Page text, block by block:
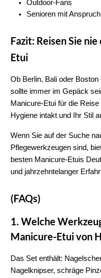
Outdoor-Fans
Senioren mit
Fazit: Reisen Sie
Etui
Ob Berlin, Bali oder Boston
Manicure-Etui für die Reise
Hygiene intakt und Ihr Stil
Wenn Sie auf der Suche
Pflegewerkzeugen sind,
besten Manicure-Etuis
und jahrzehntelanger
(FAQs)
1. Welche
Manicure-Etui von
Das Set enthält:
Nagelknipser, schräge